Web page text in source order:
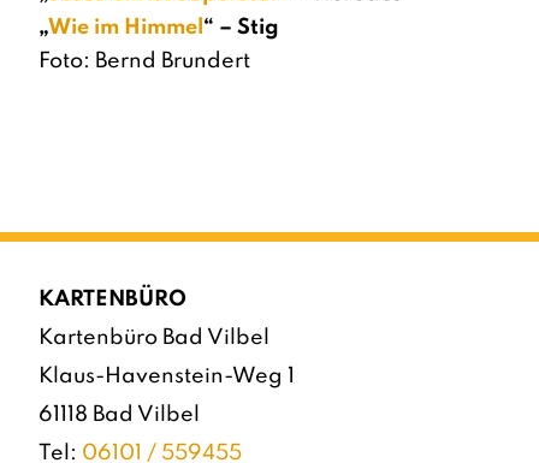
„Wie im Himmel “ – Stig
Foto: Bernd Brundert
KARTENBÜRO
Kartenbüro Bad Vilbel
Klaus-Havenstein-Weg 1
61118 Bad Vilbel
Tel: 06101 / 559455